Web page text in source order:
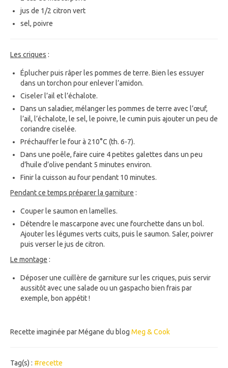
jus de 1/2 citron vert
sel, poivre
Les criques :
Éplucher puis râper les pommes de terre. Bien les essuyer
dans un torchon pour enlever l’amidon.
Ciseler l’ail et l’échalote.
Dans un saladier, mélanger les pommes de terre avec l’œuf,
l’ail, l’échalote, le sel, le poivre, le cumin puis ajouter un peu de
coriandre ciselée.
Préchauffer le four à 210°C (th. 6-7).
Dans une poêle, faire cuire 4 petites galettes dans un peu
d’huile d’olive pendant 5 minutes environ.
Finir la cuisson au four pendant 10 minutes.
Pendant ce temps préparer la garniture :
Couper le saumon en lamelles.
Détendre le mascarpone avec une fourchette dans un bol.
Ajouter les légumes verts cuits, puis le saumon. Saler, poivrer
puis verser le jus de citron.
Le montage :
Déposer une cuillère de garniture sur les criques, puis servir
aussitôt avec une salade ou un gaspacho bien frais par
exemple, bon appétit !
Recette imaginée par Mégane du blog Meg & Cook
Tag(s) : #recette